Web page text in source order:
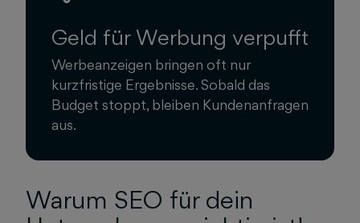
Geld für Werbung verpufft
Werbeanzeigen bringen oft nur
kurzfristige Ergebnisse. Sobald das
Budget stoppt, bleiben Kundenanfragen
aus.
Warum SEO für dein